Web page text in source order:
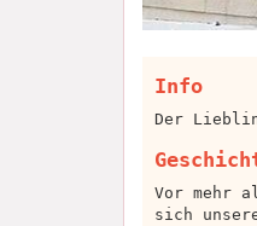
Info
Der
Vor mehr
sich